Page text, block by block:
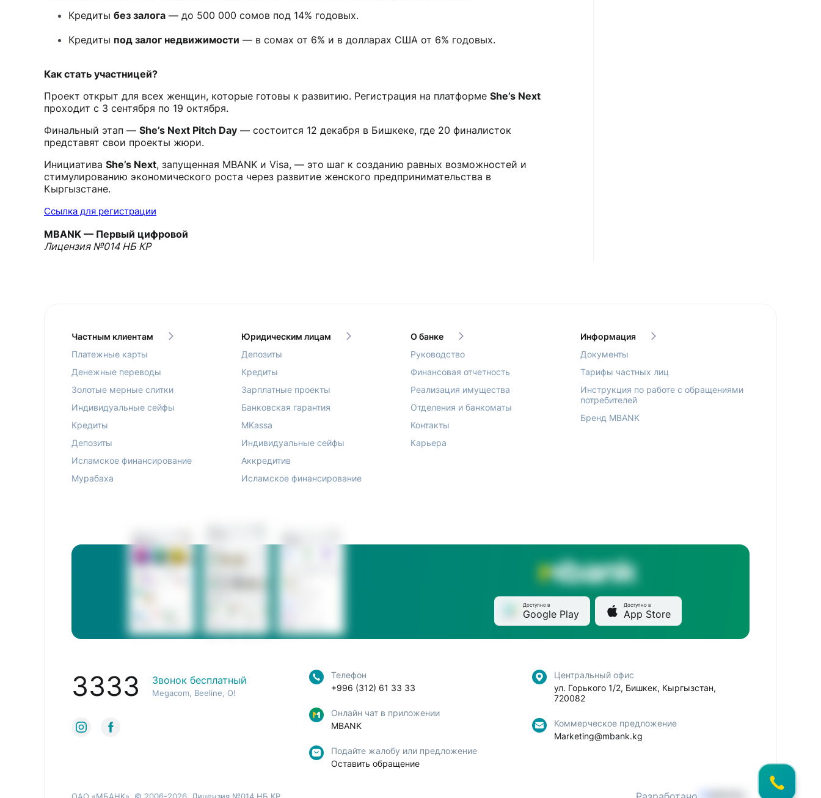
Кредиты без залога — до 500 000 сомов под 14% годовых.
Кредиты под залог недвижимости — в сомах от 6% и в долларах США от 6% годовых.
Как стать участницей?
Проект открыт для всех женщин, которые готовы к развитию. Регистрация на платформе She’s Next
проходит с 3 сентября по 19 октября.
Финальный этап — She’s Next Pitch Day — состоится 12 декабря в Бишкеке, где 20 финалисток
представят свои проекты жюри.
Инициатива She’s Next, запущенная MBANK и Visa, — это шаг к созданию равных возможностей и
стимулированию экономического роста через развитие женского предпринимательства в
Кыргызстане.
Ссылка для регистрации
MBANK — Первый цифровой
Лицензия №014 НБ КР
Частным клиентам
Платежные карты
Денежные переводы
Золотые мерные слитки
Индивидуальные сейфы
Кредиты
Депозиты
Исламское финансирование
Мурабаха
Юридическим лицам
Депозиты
Кредиты
Зарплатные проекты
Банковская гарантия
MKassa
Индивидуальные сейфы
Аккредитив
Исламское финансирование
О банке
Руководство
Финансовая отчетность
Реализация имущества
Отделения и банкоматы
Контакты
Карьера
Информация
Документы
Тарифы частных лиц
Инструкция по работе с обращениями
потребителей
Бренд MBANK
Доступно в
Google Play
Доступно в
App Store
3333 Звонок бесплатный
Megacom, Beeline, O!
Телефон
+996 (312) 61 33 33
Онлайн чат в приложении
MBANK
Подайте жалобу или предложение
Оставить обращение
Центральный офис
ул. Горького 1/2, Бишкек, Кыргызстан,
720082
Коммерческое предложение
Marketing@mbank.kg
ОАО «МБАНК». © 2006-2026, Лицензия №014 НБ КР